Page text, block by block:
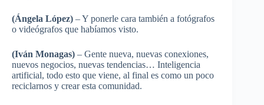
(Ángela López) – Y ponerle cara también a fotógrafos
o videógrafos que habíamos visto.
(Iván Monagas) – Gente nueva, nuevas conexiones,
nuevos negocios, nuevas tendencias… Inteligencia
artificial, todo esto que viene, al final es como un poco
reciclarnos y crear esta comunidad.